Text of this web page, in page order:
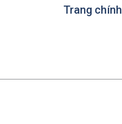
Trang chính